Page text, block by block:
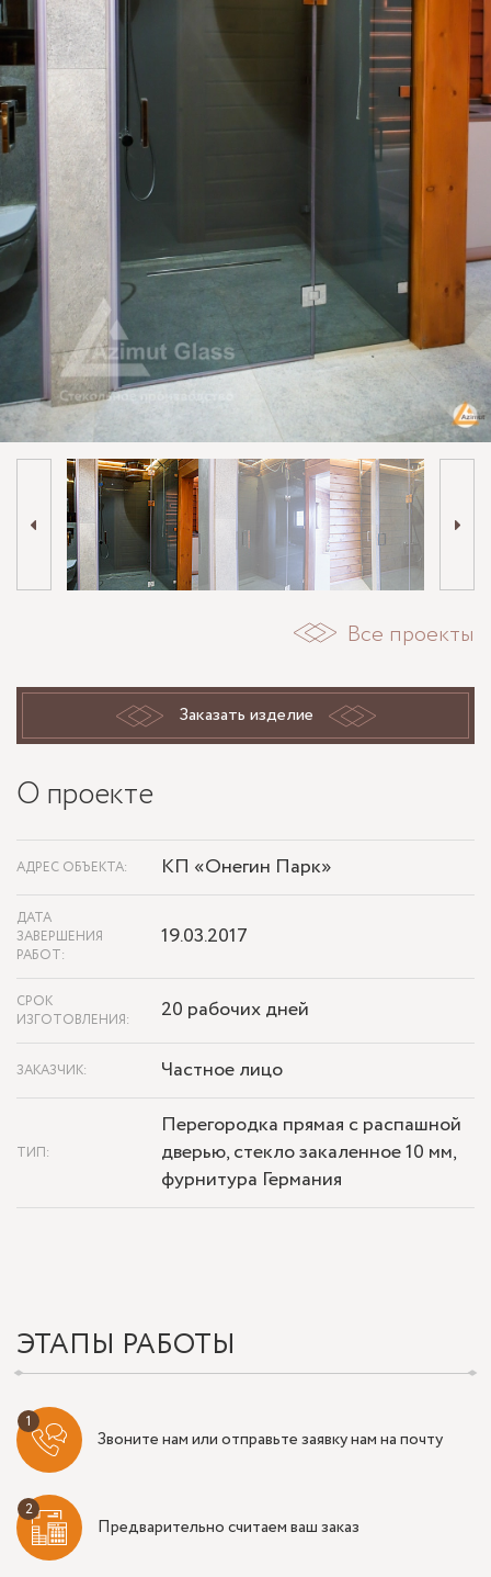
Все проекты
Заказать изделие
О проекте
АДРЕС ОБЪЕКТА: КП «Онегин Парк»
ДАТА
ЗАВЕРШЕНИЯ
РАБОТ:
19.03.2017
СРОК
ИЗГОТОВЛЕНИЯ:
20 рабочих дней
ЗАКАЗЧИК: Частное лицо
ТИП:
Перегородка прямая с распашной
дверью, стекло закаленное 10 мм,
фурнитура Германия
ЭТАПЫ РАБОТЫ
Звоните нам или отправьте заявку нам на почту
Предварительно считаем ваш заказ